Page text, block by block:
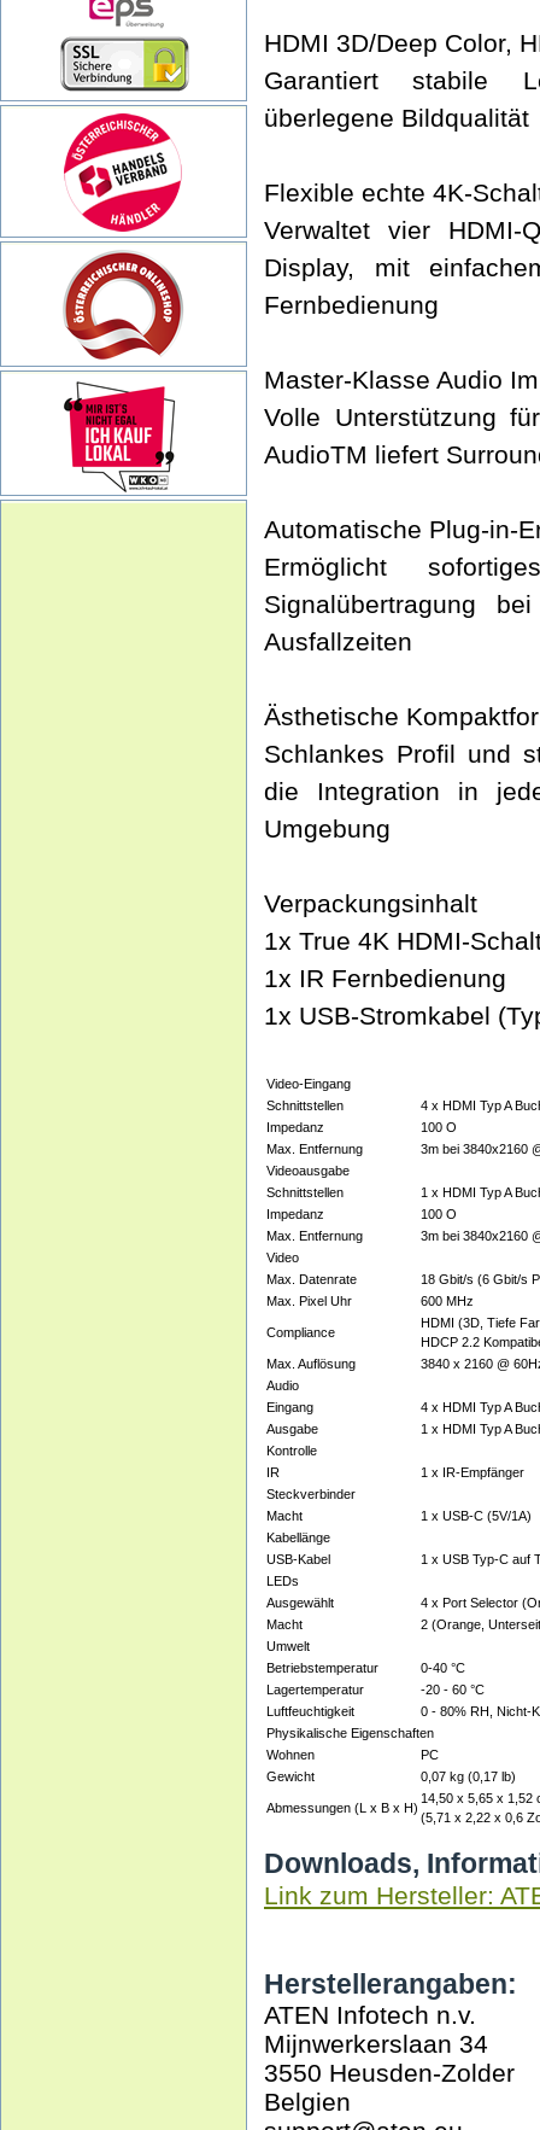
HDMI 3D/Deep Color,
Garantiert stabile
überlegene Bildqualität
Flexible echte 4K-
Verwaltet vier HDMI-
Display, mit
Fernbedienung
Master-Klasse Audio
Volle Unterstützung
AudioTM liefert
Automatische Plug-in-
Ermöglicht
Signalübertragung
Ausfallzeiten
Ästhetische
Schlankes Profil und
die Integration in
Umgebung
Verpackungsinhalt
1x True 4K HDMI-
1x IR Fernbedienung
1x USB-Stromkabel
Video-Eingang
Schnittstellen
4 x HDMI Typ A
Impedanz
100 O
Max. Entfernung
3m bei 3840x2160
Videoausgabe
Schnittstellen
1 x HDMI Typ A
Impedanz
100 O
Max. Entfernung
3m bei 3840x2160
Video
Max. Datenrate
18 Gbit/s (6 Gbit/s
Max. Pixel Uhr
600 MHz
Compliance
HDMI (3D, Tiefe
HDCP 2.2
Max. Auflösung
3840 x 2160 @
Audio
Eingang
4 x HDMI Typ A
Ausgabe
1 x HDMI Typ A
Kontrolle
IR
1 x IR-Empfänger
Steckverbinder
Macht
1 x USB-C (5V/1A)
Kabellänge
USB-Kabel
1 x USB Typ-C auf
LEDs
Ausgewählt
4 x Port Selector
Macht
2 (Orange,
Umwelt
Betriebstemperatur
0-40 °C
Lagertemperatur
-20 - 60 °C
Luftfeuchtigkeit
0 - 80% RH, Nicht-
Physikalische Eigenschaften
Wohnen
PC
Gewicht
0,07 kg (0,17 lb)
Abmessungen (L x B x H)
14,50 x 5,65 x 1,52
(5,71 x 2,22 x 0,6
Downloads,
Link zum Hersteller:
Herstellerangaben:
ATEN Infotech n.v.
Mijnwerkerslaan 34
3550 Heusden-Zolder
Belgien